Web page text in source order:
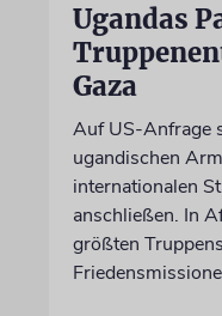
Ugandas
Gaza
Auf US-Anfrage
ugandischen
internationalen
anschließen. In
größten